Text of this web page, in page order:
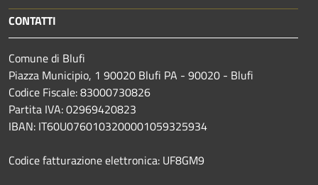
CONTATTI
Comune di Blufi
Piazza Municipio, 1 90020 Blufi PA - 90020 - Blufi
Codice Fiscale: 83000730826
Partita IVA: 02969420823
IBAN: IT60U0760103200001059325934
Codice fatturazione elettronica: UF8GM9